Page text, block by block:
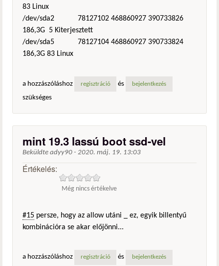
83 Linux
/dev/sda2 78127102 468860927 390733826
186,3G 5 Kiterjesztett
/dev/sda5 78127104 468860927 390733824
186,3G 83 Linux
a hozzászóláshoz regisztráció és bejelentkezés
szükséges
mint 19.3 lassú boot ssd-vel
Beküldte adyy90 - 2020. máj. 19. 13:03
Értékelés:
Még nincs értékelve
#15 persze, hogy az allow utáni _ ez, egyik billentyű
kombinációra se akar előjönni...
a hozzászóláshoz regisztráció és bejelentkezés